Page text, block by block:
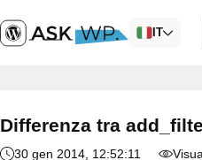
IT
Differenza tra
30 gen 2014 , 12:52:11